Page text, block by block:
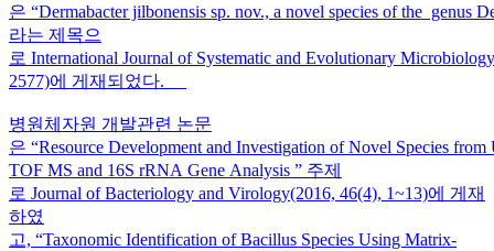
은 “Dermabacter jilbonensis sp. nov., a novel species of the genus
라는 제목으
로 International Journal of Systematic and Evolutionary
2577)에 게재되었다.
병원체자원 개발관련 논문
은 “Resource Development and Investigation of Novel Species
TOF MS and 16S rRNA Gene Analysis ” 주제
로 Journal of Bacteriology and Virology(2016, 46(4), 1~13)에 게재
하였
고, “Taxonomic Identification of Bacillus Species Using Matrix-